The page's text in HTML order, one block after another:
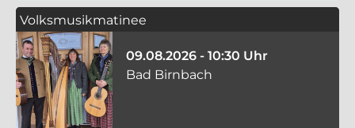
Volksmusikmatinee
09.08.2026 - 10:30 Uhr
Bad Birnbach